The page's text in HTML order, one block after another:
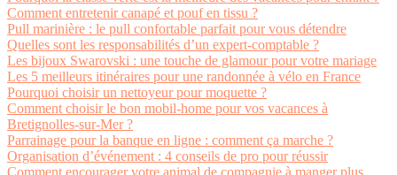
Comment entretenir canapé et pouf en tissu ?
Pull marinière : le pull confortable parfait pour vous détendre
Quelles sont les responsabilités d’un expert-comptable ?
Les bijoux Swarovski : une touche de glamour pour votre mariage
Les 5 meilleurs itinéraires pour une randonnée à vélo en France
Pourquoi choisir un nettoyeur pour moquette ?
Comment choisir le bon mobil-home pour vos vacances à
Bretignolles-sur-Mer ?
Parrainage pour la banque en ligne : comment ça marche ?
Organisation d’événement : 4 conseils de pro pour réussir
Comment encourager votre animal de compagnie à manger plus